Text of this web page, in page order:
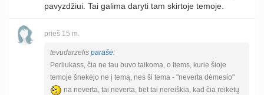
pavyzdžiui. Tai galima daryti tam skirtoje temoje.
prieš 15 m.
tevudarzelis parašė:
Perliukass, čia ne tau buvo taikoma, o tiems, kurie šioje
temoje šnekėjo ne į temą, nes ši tema - "neverta dėmesio"
na neverta, tai neverta, bet tai nereiškia, kad čia reikėtų